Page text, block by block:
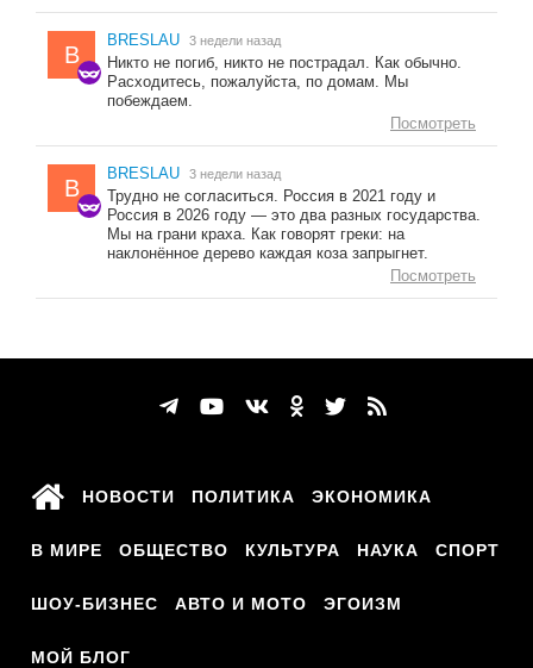
B
BRESLAU 3 недели назад
Никто не погиб, никто не пострадал. Как обычно.
Расходитесь, пожалуйста, по домам. Мы
побеждаем.
Посмотреть
B
BRESLAU 3 недели назад
Трудно не согласиться. Россия в 2021 году и
Россия в 2026 году — это два разных государства.
Мы на грани краха. Как говорят греки: на
наклонённое дерево каждая коза запрыгнет.
Посмотреть
НОВОСТИ ПОЛИТИКА ЭКОНОМИКА
В МИРЕ ОБЩЕСТВО КУЛЬТУРА НАУКА СПОРТ
ШОУ-БИЗНЕС АВТО И МОТО ЭГОИЗМ
МОЙ БЛОГ